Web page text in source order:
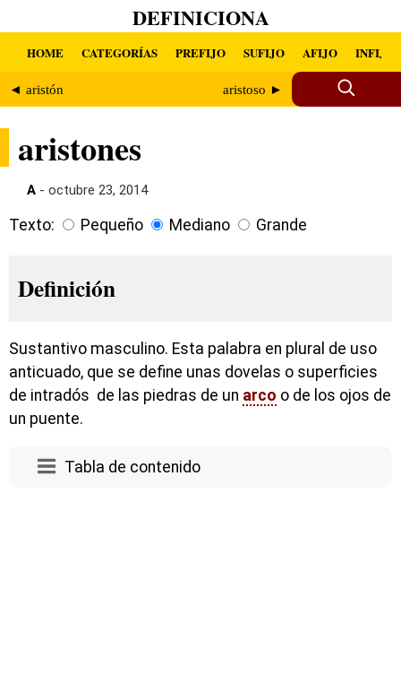
DEFINICIONA
HOME CATEGORÍAS PREFIJO SUFIJO AFIJO INFIJO
◄ aristón aristoso ►
aristones
A - octubre 23, 2014
Texto: Pequeño Mediano Grande
Definición
Sustantivo masculino. Esta palabra en plural de uso
anticuado, que se define unas dovelas o superficies
de intradós de las piedras de un arco o de los ojos de
un puente.
Tabla de contenido